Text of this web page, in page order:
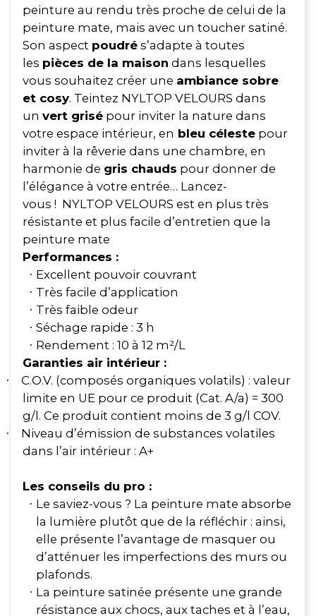
peinture au rendu très proche de celui de la
peinture mate, mais avec un toucher satiné.
Son aspect poudré s’adapte à toutes
les pièces de la maison dans lesquelles
vous souhaitez créer une ambiance sobre
et cosy. Teintez NYLTOP VELOURS dans
un vert grisé pour inviter la nature dans
votre espace intérieur, en bleu céleste pour
inviter à la rêverie dans une chambre, en
harmonie de gris chauds pour donner de
l’élégance à votre entrée… Lancez-
vous ! NYLTOP VELOURS est en plus très
résistante et plus facile d’entretien que la
peinture mate
Performances :
· Excellent pouvoir couvrant
· Très facile d’application
· Très faible odeur
· Séchage rapide : 3 h
· Rendement : 10 à 12 m²/L
Garanties air intérieur :
·
C.O.V. (composés organiques volatils) : valeur
limite en UE pour ce produit (Cat. A/a) = 300
g/l. Ce produit contient moins de 3 g/l COV.
·
Niveau d’émission de substances volatiles
dans l’air intérieur : A+
Les conseils du pro :
· Le saviez-vous ? La peinture mate absorbe
la lumière plutôt que de la réfléchir : ainsi,
elle présente l’avantage de masquer ou
d’atténuer les imperfections des murs ou
plafonds.
· La peinture satinée présente une grande
résistance aux chocs, aux taches et à l’eau,